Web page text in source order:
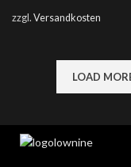
zzgl. Versandkosten
LOAD